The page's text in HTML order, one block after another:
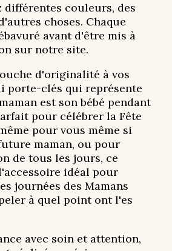
différentes couleurs, des
choses. Chaque
avant d'être mis à
sur notre site.
d'originalité à vos
porte-clés qui représente
est son bébé pendant
pour célébrer la Fête
pour vous même si
maman, ou pour
de tous les jours, ce
idéal pour
journées des Mamans
à quel point ont l'es
avec soin et attention,